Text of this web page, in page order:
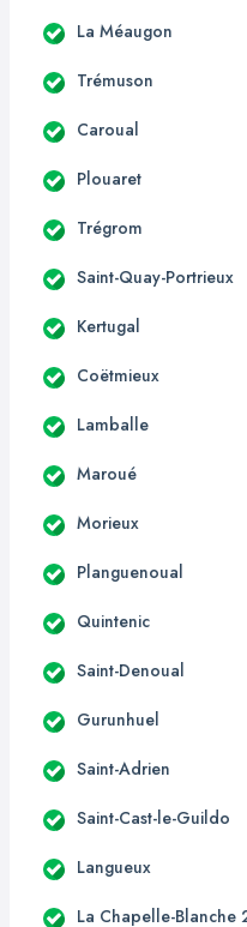
La Méaugon
Trémuson
Caroual
Plouaret
Trégrom
Saint-Quay-Portrieux
Kertugal
Coëtmieux
Lamballe
Maroué
Morieux
Planguenoual
Quintenic
Saint-Denoual
Gurunhuel
Saint-Adrien
Saint-Cast-le-Guildo
Langueux
La Chapelle-Blanche